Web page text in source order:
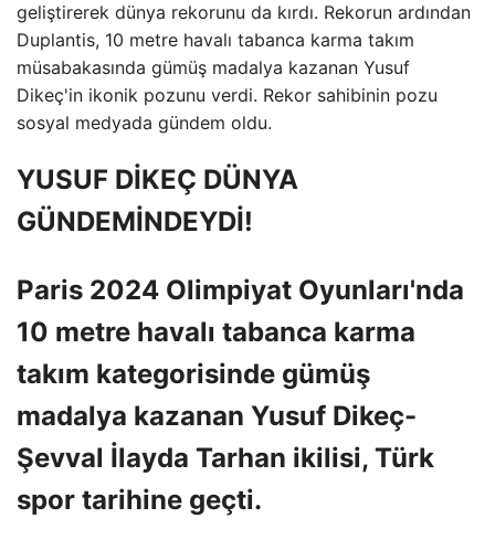
geliştirerek dünya rekorunu da kırdı. Rekorun ardından
Duplantis, 10 metre havalı tabanca karma takım
müsabakasında gümüş madalya kazanan Yusuf
Dikeç'in ikonik pozunu verdi. Rekor sahibinin pozu
sosyal medyada gündem oldu.
YUSUF DİKEÇ DÜNYA
GÜNDEMİNDEYDİ!
Paris 2024 Olimpiyat Oyunları'nda
10 metre havalı tabanca karma
takım kategorisinde gümüş
madalya kazanan Yusuf Dikeç-
Şevval İlayda Tarhan ikilisi, Türk
spor tarihine geçti.